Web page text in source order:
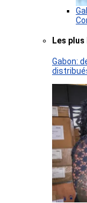
Les plus
Gabon: